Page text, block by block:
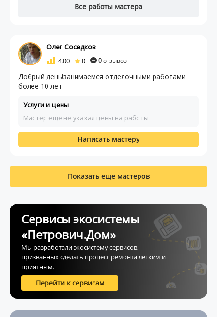
Все работы мастера
Олег Соседков
4.00 0 0отзывов
Добрый день!занимаемся отделочными работами
более 10 лет
Услуги и цены
Мастер ещё не указал цены на работы
Написать мастеру
Показать еще мастеров
Сервисы экосистемы
«Петрович.Дом»
Мы разработали экосистему сервисов,
призванных сделать процесс ремонта легким и
приятным.
Перейти к сервисам